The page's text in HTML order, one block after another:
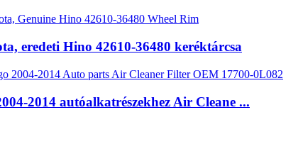
eredeti Hino 42610-36480 keréktárcsa
2014 autóalkatrészekhez Air Cleane ...